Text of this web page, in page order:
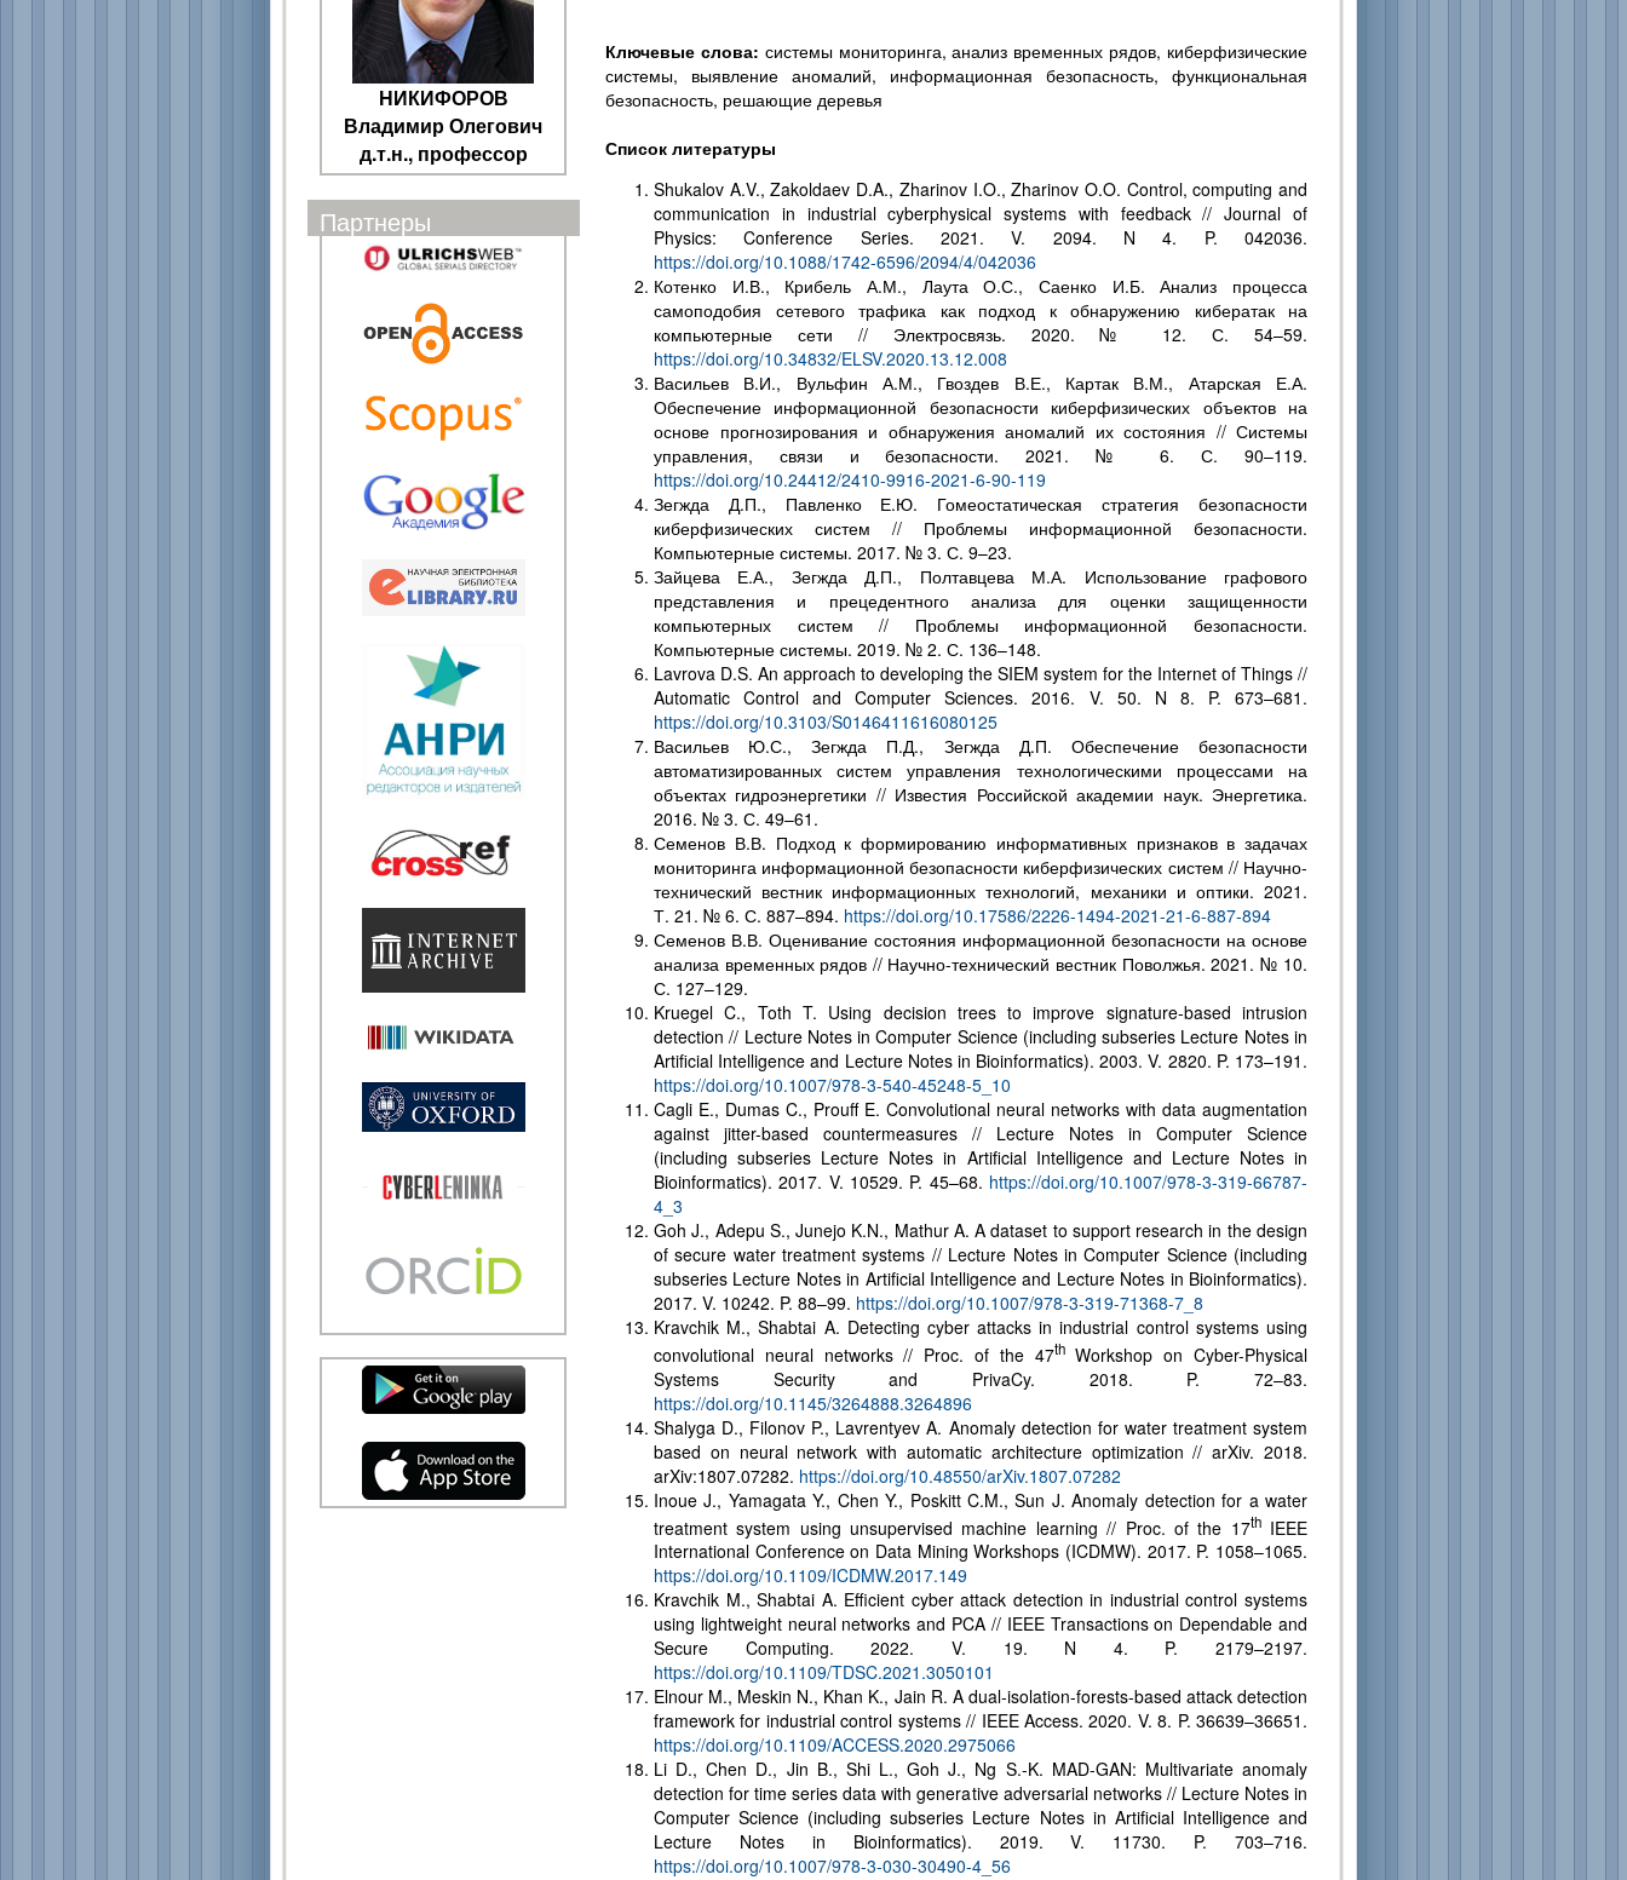
НИКИФОРОВ
Владимир Олегович
д.т.н., профессор
Партнеры
Ключевые слова: системы мониторинга, анализ временных рядов, киберфизические
системы, выявление аномалий, информационная безопасность, функциональная
безопасность, решающие деревья
Список литературы
Shukalov A.V., Zakoldaev D.A., Zharinov I.O., Zharinov O.O. Control, computing and
communication in industrial cyberphysical systems with feedback // Journal of
Physics: Conference Series. 2021. V. 2094. N 4. P. 042036.
https://doi.org/10.1088/1742-6596/2094/4/042036
Котенко И.В., Крибель А.М., Лаута О.С., Саенко И.Б. Анализ процесса
самоподобия сетевого трафика как подход к обнаружению кибератак на
компьютерные сети // Электросвязь. 2020. № 12. С. 54–59.
https://doi.org/10.34832/ELSV.2020.13.12.008
Васильев В.И., Вульфин А.М., Гвоздев В.Е., Картак В.М., Атарская Е.А.
Обеспечение информационной безопасности киберфизических объектов на
основе прогнозирования и обнаружения аномалий их состояния // Системы
управления, связи и безопасности. 2021. № 6. С. 90–119.
https://doi.org/10.24412/2410-9916-2021-6-90-119
Зегжда Д.П., Павленко Е.Ю. Гомеостатическая стратегия безопасности
киберфизических систем // Проблемы информационной безопасности.
Компьютерные системы. 2017. № 3. С. 9–23.
Зайцева Е.А., Зегжда Д.П., Полтавцева М.А. Использование графового
представления и прецедентного анализа для оценки защищенности
компьютерных систем // Проблемы информационной безопасности.
Компьютерные системы. 2019. № 2. С. 136–148.
Lavrova D.S. An approach to developing the SIEM system for the Internet of Things //
Automatic Control and Computer Sciences. 2016. V. 50. N 8. P. 673–681.
https://doi.org/10.3103/S0146411616080125
Васильев Ю.С., Зегжда П.Д., Зегжда Д.П. Обеспечение безопасности
автоматизированных систем управления технологическими процессами на
объектах гидроэнергетики // Известия Российской академии наук. Энергетика.
2016. № 3. С. 49–61.
Семенов В.В. Подход к формированию информативных признаков в задачах
мониторинга информационной безопасности киберфизических систем // Научно-
технический вестник информационных технологий, механики и оптики. 2021.
Т. 21. № 6. С. 887–894. https://doi.org/10.17586/2226-1494-2021-21-6-887-894
Семенов В.В. Оценивание состояния информационной безопасности на основе
анализа временных рядов // Научно-технический вестник Поволжья. 2021. № 10.
С. 127–129.
Kruegel C., Toth T. Using decision trees to improve signature-based intrusion
detection // Lecture Notes in Computer Science (including subseries Lecture Notes in
Artificial Intelligence and Lecture Notes in Bioinformatics). 2003. V. 2820. P. 173–191.
https://doi.org/10.1007/978-3-540-45248-5_10
Cagli E., Dumas C., Prouff E. Convolutional neural networks with data augmentation
against jitter-based countermeasures // Lecture Notes in Computer Science
(including subseries Lecture Notes in Artificial Intelligence and Lecture Notes in
Bioinformatics). 2017. V. 10529. P. 45–68. https://doi.org/10.1007/978-3-319-66787-
4_3
Goh J., Adepu S., Junejo K.N., Mathur A. A dataset to support research in the design
of secure water treatment systems // Lecture Notes in Computer Science (including
subseries Lecture Notes in Artificial Intelligence and Lecture Notes in Bioinformatics).
2017. V. 10242. P. 88–99. https://doi.org/10.1007/978-3-319-71368-7_8
Kravchik M., Shabtai A. Detecting cyber attacks in industrial control systems using
convolutional neural networks // Proc. of the 47thWorkshop on Cyber-Physical
Systems Security and PrivaCy. 2018. P. 72–83.
https://doi.org/10.1145/3264888.3264896
Shalyga D., Filonov P., Lavrentyev A. Anomaly detection for water treatment system
based on neural network with automatic architecture optimization // arXiv. 2018.
arXiv:1807.07282. https://doi.org/10.48550/arXiv.1807.07282
Inoue J., Yamagata Y., Chen Y., Poskitt C.M., Sun J. Anomaly detection for a water
treatment system using unsupervised machine learning // Proc. of the 17thIEEE
International Conference on Data Mining Workshops (ICDMW). 2017. P. 1058–1065.
https://doi.org/10.1109/ICDMW.2017.149
Kravchik M., Shabtai A. Efficient cyber attack detection in industrial control systems
using lightweight neural networks and PCA // IEEE Transactions on Dependable and
Secure Computing. 2022. V. 19. N 4. P. 2179–2197.
https://doi.org/10.1109/TDSC.2021.3050101
Elnour M., Meskin N., Khan K., Jain R. A dual-isolation-forests-based attack detection
framework for industrial control systems // IEEE Access. 2020. V. 8. P. 36639–36651.
https://doi.org/10.1109/ACCESS.2020.2975066
Li D., Chen D., Jin B., Shi L., Goh J., Ng S.-K. MAD-GAN: Multivariate anomaly
detection for time series data with generative adversarial networks // Lecture Notes in
Computer Science (including subseries Lecture Notes in Artificial Intelligence and
Lecture Notes in Bioinformatics). 2019. V. 11730. P. 703–716.
https://doi.org/10.1007/978-3-030-30490-4_56